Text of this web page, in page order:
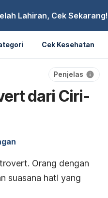
Lahiran, Cek Sekarang!
Cek Kesehatan
Penjelas
dari Ciri-
. Orang dengan
suasana hati yang